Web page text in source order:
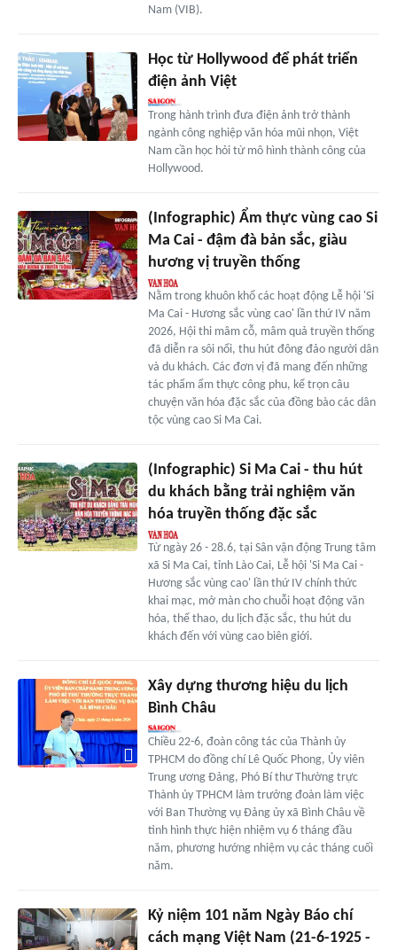
Nam (VIB).
Học từ Hollywood để phát triển
điện ảnh Việt
Trong hành trình đưa điện ảnh trở thành
ngành công nghiệp văn hóa mũi nhọn, Việt
Nam cần học hỏi từ mô hình thành công của
Hollywood.
(Infographic) Ẩm thực vùng cao Si
Ma Cai - đậm đà bản sắc, giàu
hương vị truyền thống
Nằm trong khuôn khổ các hoạt động Lễ hội 'Si
Ma Cai - Hương sắc vùng cao' lần thứ IV năm
2026, Hội thi mâm cỗ, mâm quả truyền thống
đã diễn ra sôi nổi, thu hút đông đảo người dân
và du khách. Các đơn vị đã mang đến những
tác phẩm ẩm thực công phu, kể trọn câu
chuyện văn hóa đặc sắc của đồng bào các dân
tộc vùng cao Si Ma Cai.
(Infographic) Si Ma Cai - thu hút
du khách bằng trải nghiệm văn
hóa truyền thống đặc sắc
Từ ngày 26 - 28.6, tại Sân vận động Trung tâm
xã Si Ma Cai, tỉnh Lào Cai, Lễ hội 'Si Ma Cai -
Hương sắc vùng cao' lần thứ IV chính thức
khai mạc, mở màn cho chuỗi hoạt động văn
hóa, thể thao, du lịch đặc sắc, thu hút du
khách đến với vùng cao biên giới.
Xây dựng thương hiệu du lịch
Bình Châu
Chiều 22-6, đoàn công tác của Thành ủy
TPHCM do đồng chí Lê Quốc Phong, Ủy viên
Trung ương Đảng, Phó Bí thư Thường trực
Thành ủy TPHCM làm trưởng đoàn làm việc
với Ban Thường vụ Đảng ủy xã Bình Châu về
tình hình thực hiện nhiệm vụ 6 tháng đầu
năm, phương hướng nhiệm vụ các tháng cuối
năm.
Kỷ niệm 101 năm Ngày Báo chí
cách mạng Việt Nam (21-6-1925 -